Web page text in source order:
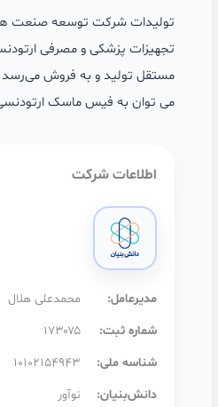
هلال تهران، در زمینه
ارتودنسی می‌باشد که به صورت
می‌رسد. از جمله این محصولات
هد گیر اشاره کرد.